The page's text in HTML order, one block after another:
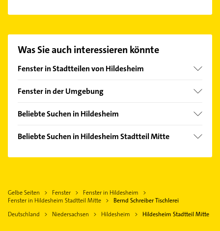
Kontaktmöglichkeiten wie Adresse oder Mail in
finden Sie alleKontaktdaten.
Was Sie auch interessieren könnte
Fenster in Stadtteilen von Hildesheim
Achtum
Einum
Itzum
Marienburg
Ochtersum
Sorsum
Fenster in der Umgebung
Giesen bei Hildesheim
Sehnde
Salzgitter
Ronnenberg
Salzhemmendorf
Beliebte Suchen in Hildesheim
Immobilien
Bestatter
Gebäudereinigung
Kammerjäger
Beliebte Suchen in Hildesheim Stadtteil Mitte
Bestatter
Bauunternehmen
Gelbe Seiten Fenster
Fenster in Hildesheim
Fenster in Hildesheim Stadtteil Mitte
Bernd Schreiber Tischlerei
Deutschland
Niedersachsen Hildesheim Hildesheim Stadtteil Mitte